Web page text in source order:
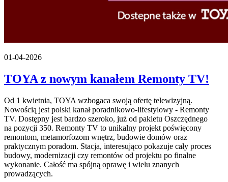
01-04-2026
TOYA z nowym kanałem Remonty TV!
Od 1 kwietnia, TOYA wzbogaca swoją ofertę telewizyjną.
Nowością jest polski kanał poradnikowo-lifestylowy - Remonty
TV. Dostępny jest bardzo szeroko, już od pakietu Oszczędnego
na pozycji 350. Remonty TV to unikalny projekt poświęcony
remontom, metamorfozom wnętrz, budowie domów oraz
praktycznym poradom. Stacja, interesująco pokazuje cały proces
budowy, modernizacji czy remontów od projektu po finalne
wykonanie. Całość ma spójną oprawę i wielu znanych
prowadzących.